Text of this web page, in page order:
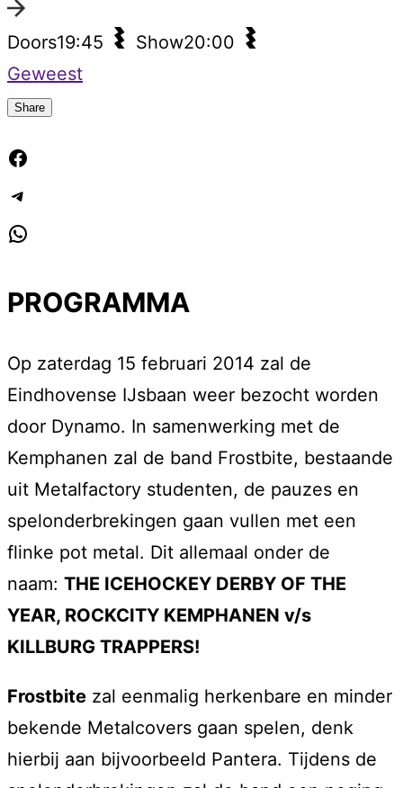
Doors19:45 Show20:00
Geweest
Share
PROGRAMMA
Op zaterdag 15 februari 2014 zal de
Eindhovense IJsbaan weer bezocht worden
door Dynamo. In samenwerking met de
Kemphanen zal de band Frostbite, bestaande
uit Metalfactory studenten, de pauzes en
spelonderbrekingen gaan vullen met een
flinke pot metal. Dit allemaal onder de
naam: THE ICEHOCKEY DERBY OF THE
YEAR, ROCKCITY KEMPHANEN v/s
KILLBURG TRAPPERS!
Frostbite zal eenmalig herkenbare en minder
bekende Metalcovers gaan spelen, denk
hierbij aan bijvoorbeeld Pantera. Tijdens de